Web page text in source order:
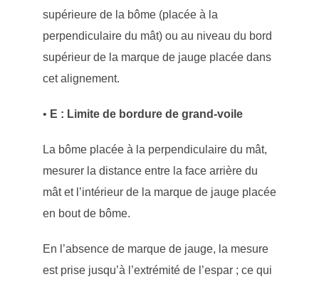
supérieure de la bôme (placée à la
perpendiculaire du mât) ou au niveau du bord
supérieur de la marque de jauge placée dans
cet alignement.
• E : Limite de bordure de grand-voile
La bôme placée à la perpendiculaire du mât,
mesurer la distance entre la face arrière du
mât et l’intérieur de la marque de jauge placée
en bout de bôme.
En l’absence de marque de jauge, la mesure
est prise jusqu’à l’extrémité de l’espar ; ce qui